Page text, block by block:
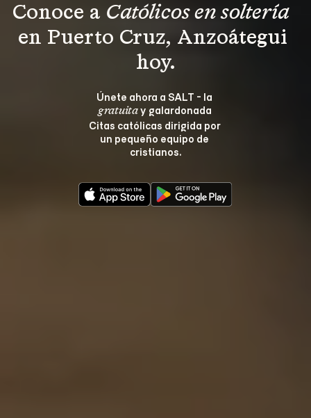
Conoce a Católicos en soltería
en Puerto Cruz, Anzoátegui
hoy.
Únete ahora a SALT - la
gratuita y galardonada
Citas católicas dirigida por
un pequeño equipo de
cristianos.